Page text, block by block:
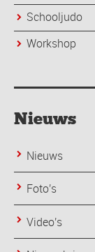
Schooljudo
Workshop
Nieuws
Nieuws
Foto's
Video's